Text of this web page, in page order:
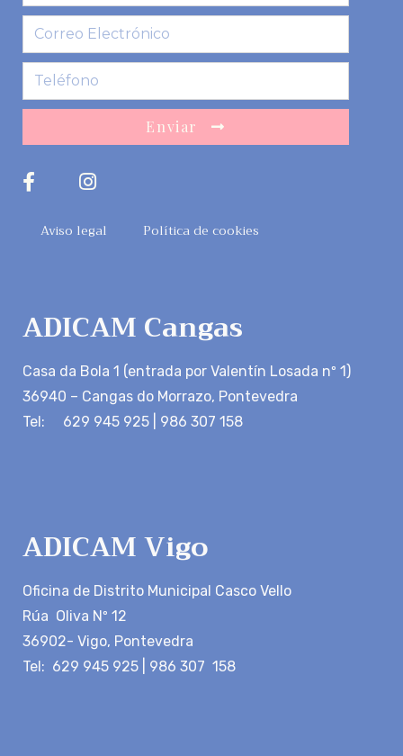
Enviar
Aviso legal Política de cookies
ADICAM Cangas
Casa da Bola 1 (entrada por Valentín Losada nº 1)
36940 – Cangas do Morrazo, Pontevedra
Tel: 629 945 925 | 986 307 158
ADICAM Vigo
Oficina de Distrito Municipal Casco Vello
Rúa Oliva Nº 12
36902- Vigo, Pontevedra
Tel: 629 945 925 | 986 307 158